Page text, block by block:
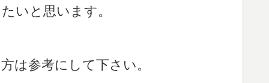
いと思います。
は参考にして下さい。